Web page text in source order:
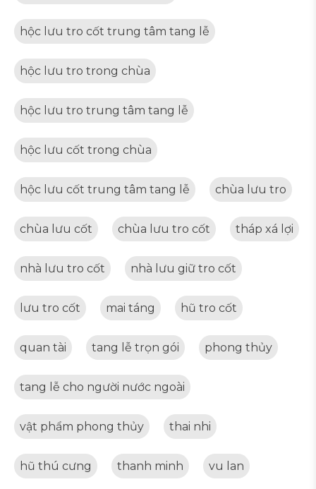
hộc lưu tro cốt trung tâm tang lễ
hộc lưu tro trong chùa
hộc lưu tro trung tâm tang lễ
hộc lưu cốt trong chùa
hộc lưu cốt trung tâm tang lễ chùa lưu tro
chùa lưu cốt chùa lưu tro cốt tháp xá lợi
nhà lưu tro cốt nhà lưu giữ tro cốt
lưu tro cốt mai táng hũ tro cốt
quan tài tang lễ trọn gói phong thủy
tang lễ cho người nước ngoài
vật phẩm phong thủy thai nhi
hũ thú cưng thanh minh vu lan